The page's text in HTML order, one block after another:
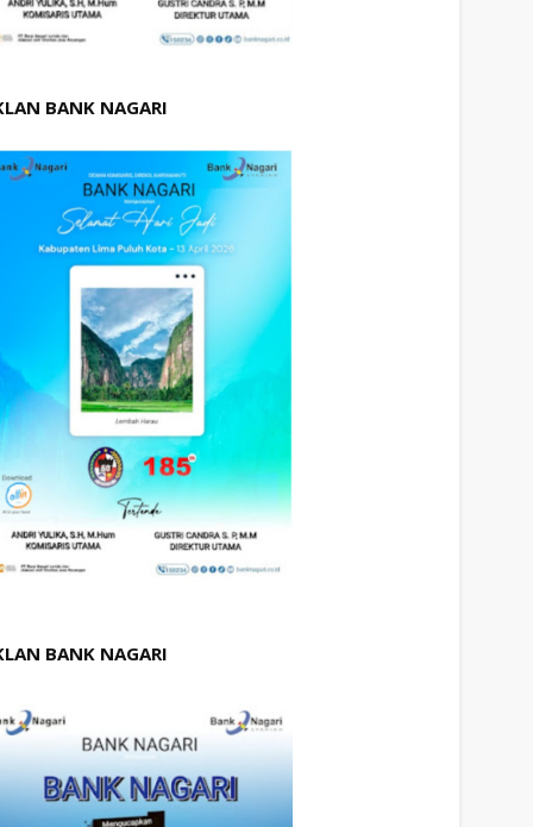
BANK NAGARI
BANK NAGARI